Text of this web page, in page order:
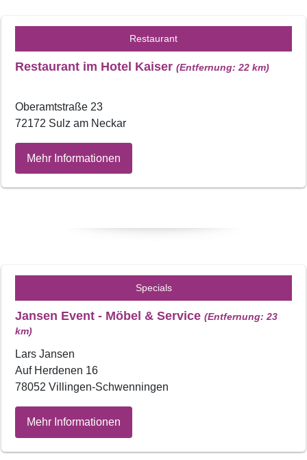
Restaurant
Restaurant im Hotel Kaiser (Entfernung: 22 km)
Oberamtstraße 23
72172 Sulz am Neckar
Mehr Informationen
Specials
Jansen Event - Möbel & Service (Entfernung: 23
km)
Lars Jansen
Auf Herdenen 16
78052 Villingen-Schwenningen
Mehr Informationen